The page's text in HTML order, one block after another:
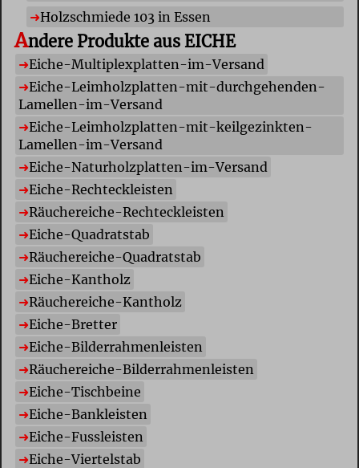
Holzschmiede 103 in Essen
Andere Produkte aus EICHE
Eiche-Multiplexplatten-im-Versand
Eiche-Leimholzplatten-mit-durchgehenden-
Lamellen-im-Versand
Eiche-Leimholzplatten-mit-keilgezinkten-
Lamellen-im-Versand
Eiche-Naturholzplatten-im-Versand
Eiche-Rechteckleisten
Räuchereiche-Rechteckleisten
Eiche-Quadratstab
Räuchereiche-Quadratstab
Eiche-Kantholz
Räuchereiche-Kantholz
Eiche-Bretter
Eiche-Bilderrahmenleisten
Räuchereiche-Bilderrahmenleisten
Eiche-Tischbeine
Eiche-Bankleisten
Eiche-Fussleisten
Eiche-Viertelstab